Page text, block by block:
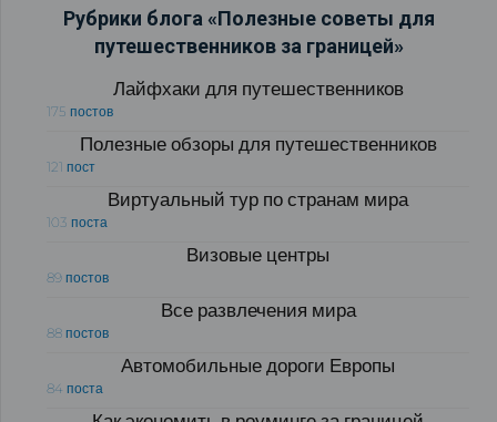
Рубрики блога «Полезные советы для
путешественников за границей»
Лайфхаки для путешественников
175 постов
Полезные обзоры для путешественников
121 пост
Виртуальный тур по странам мира
103 поста
Визовые центры
89 постов
Все развлечения мира
88 постов
Автомобильные дороги Европы
84 поста